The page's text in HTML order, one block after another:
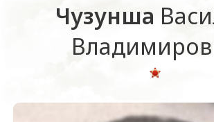
Чузунша